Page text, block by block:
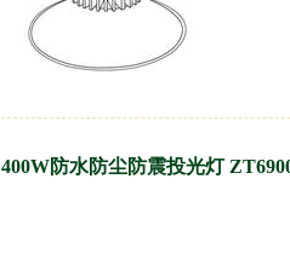
400W防水防尘防震投光灯